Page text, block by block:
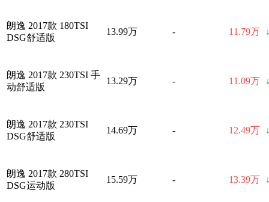
朗逸 2017款 180TSI
DSG舒适版
13.99万 - 11.79万
朗逸 2017款 230TSI 手
动舒适版
13.29万 - 11.09万
朗逸 2017款 230TSI
DSG舒适版
14.69万 - 12.49万
朗逸 2017款 280TSI
DSG运动版
15.59万 - 13.39万